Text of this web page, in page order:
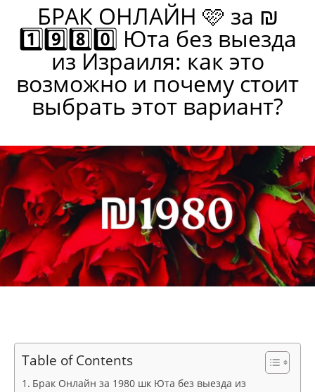
БРАК ОНЛАЙН 🩷 за ₪
1️⃣9️⃣8️⃣0️⃣ Юта без выезда
из Израиля: как это
возможно и почему стоит
выбрать этот вариант?
Table of Contents
Брак Онлайн за 1980 шк Юта без выезда из